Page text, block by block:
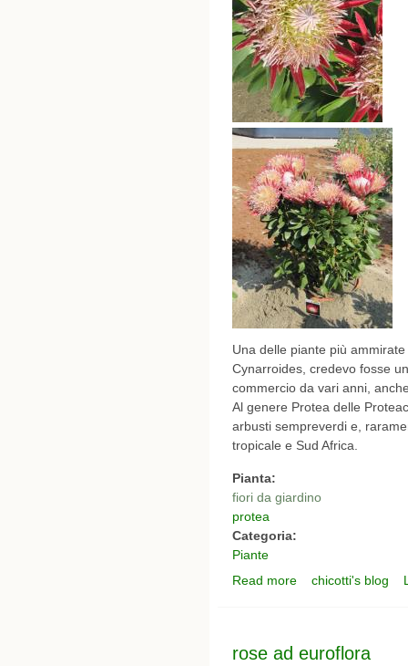
Una delle piante più
Cynarroides, credevo fosse
commercio da vari anni,
Al genere Protea delle
arbusti sempreverdi e,
tropicale e Sud Africa.
Pianta:
fiori da giardino
protea
Categoria:
Piante
Read more about Protea
chicotti's blog
rose ad euroflora